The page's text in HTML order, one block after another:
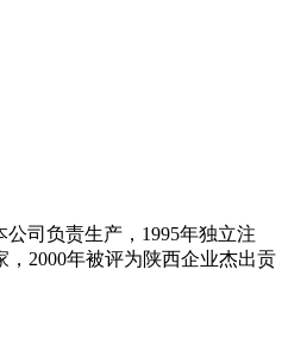
司负责生产，1995年独立注
2000年被评为陕西企业杰出贡